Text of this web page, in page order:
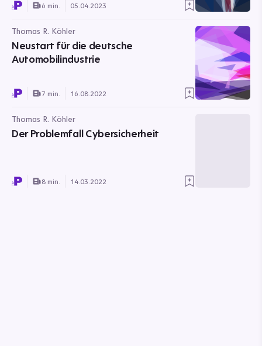
6 min. 05.04.2023
Thomas R. Köhler
Neustart für die deutsche
Automobilindustrie
7 min. 16.08.2022
Thomas R. Köhler
Der Problemfall Cybersicherheit
8 min. 14.03.2022